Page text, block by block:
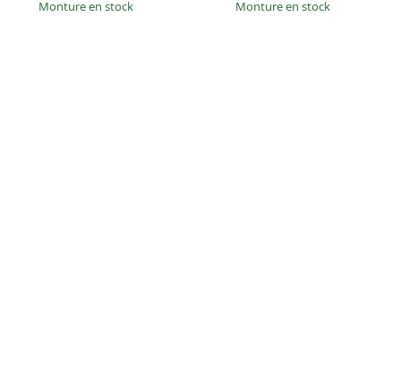
Monture en stock
Monture en stock